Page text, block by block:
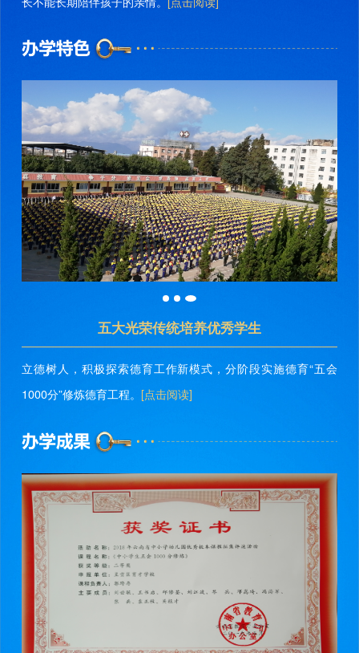
五大光荣传统培养优秀学生
立德树人，积极探索德育工作新模式，分阶段实施德育“五会
1000分”修炼德育工程。 [点击阅读]